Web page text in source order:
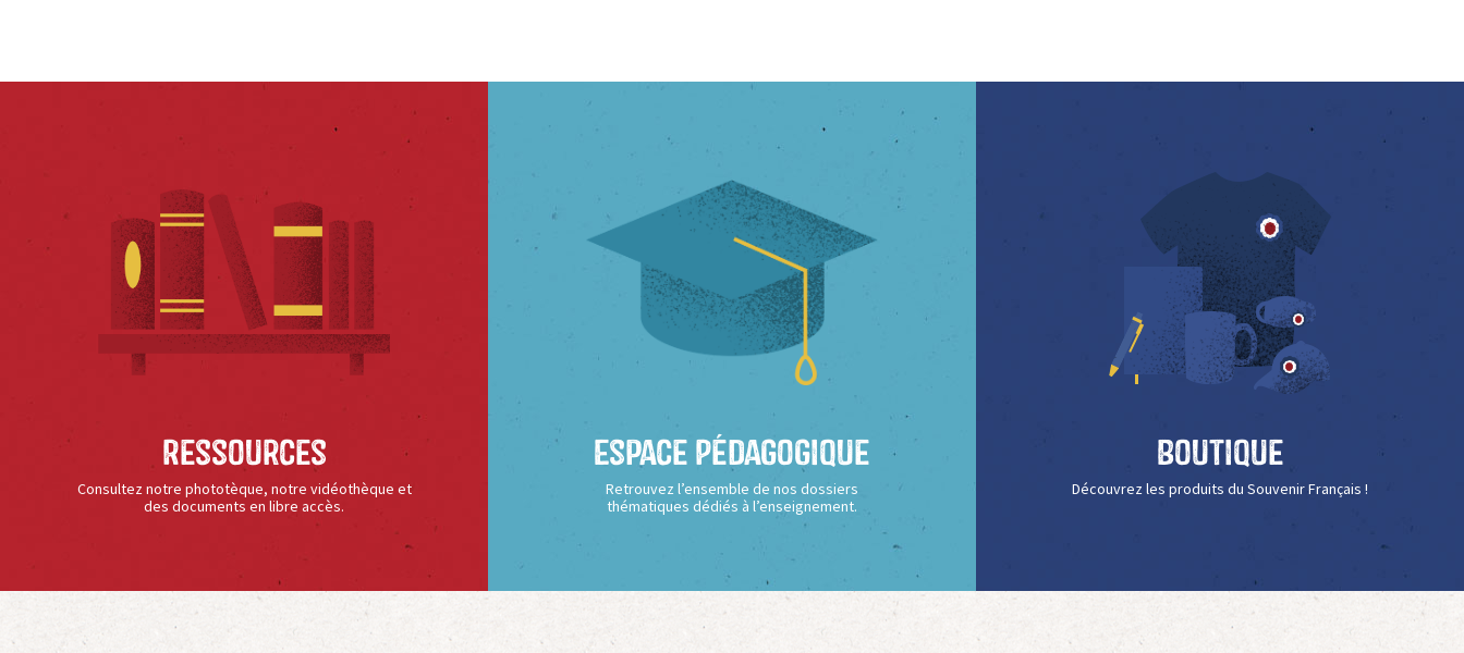
Ressources
Consultez notre phototèque, notre vidéothèque et
des documents en libre accès.
Espace Pédagogique
Retrouvez l’ensemble de nos dossiers
thématiques dédiés à l’enseignement.
Boutique
Découvrez les produits du Souvenir Français !